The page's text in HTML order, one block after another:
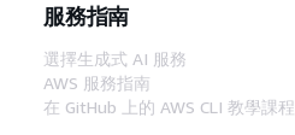
服務指南
選擇生成式 AI 服務
AWS 服務指南
在 GitHub 上的 AWS CLI 教學課程